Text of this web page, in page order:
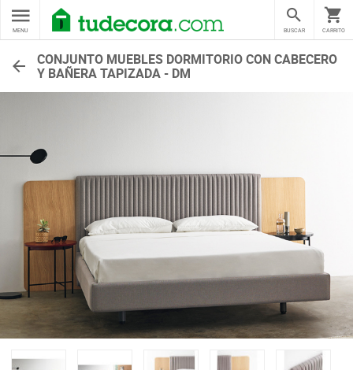
MENU CARRITO
BUSCAR
CONJUNTO MUEBLES DORMITORIO CON CABECERO
Y BAÑERA TAPIZADA - DM